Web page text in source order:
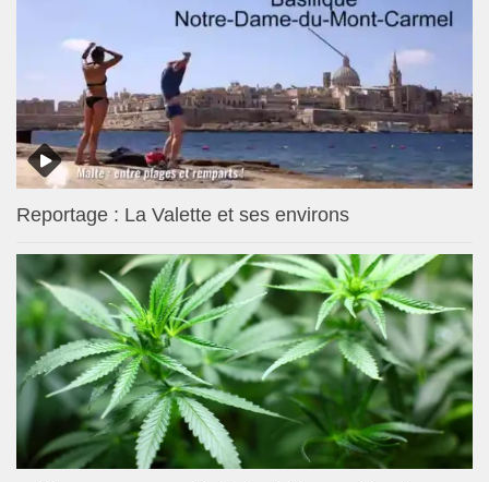
Reportage : La Valette et ses environs